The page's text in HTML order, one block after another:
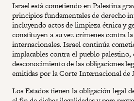
Israel está cometiendo en Palestina
principios fundamentales de derecho
incluyendo actos de limpieza étnica y
constituyen a su vez crímenes contra
internacionales. Israel continúa
implacables contra el pueblo palestino,
desconocimiento de las obligaciones
emitidas por la Corte Internacional de
Los Estados tienen la obligación legal